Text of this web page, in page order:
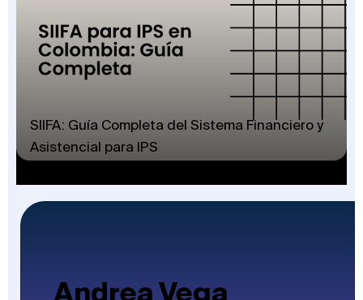
SIIFA: Guía Completa del Sistema Financiero y
Asistencial para IPS
Andrea Vega